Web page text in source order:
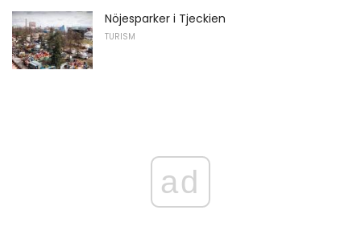
Nöjesparker i Tjeckien
TURISM
ad